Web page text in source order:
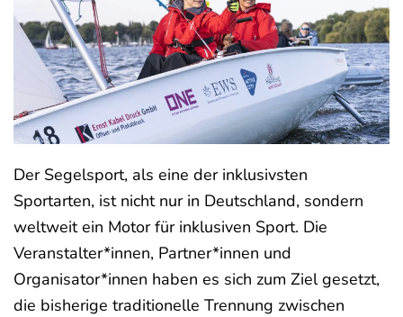
Der Segelsport, als eine der inklusivsten
Sportarten, ist nicht nur in Deutschland, sondern
weltweit ein Motor für inklusiven Sport. Die
Veranstalter*innen, Partner*innen und
Organisator*innen haben es sich zum Ziel gesetzt,
die bisherige traditionelle Trennung zwischen